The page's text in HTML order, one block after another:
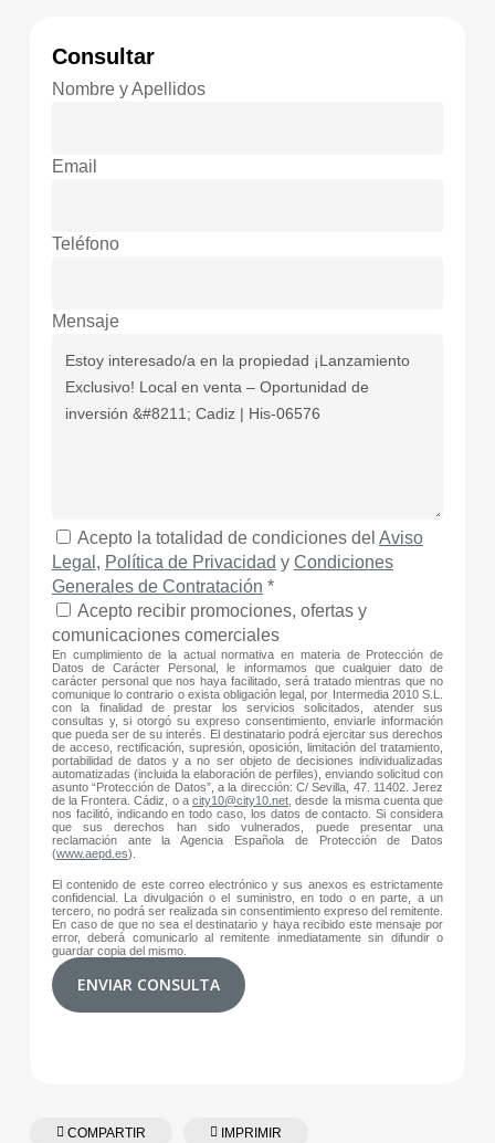
Consultar
Nombre y Apellidos
Email
Teléfono
Mensaje
Acepto la totalidad de condiciones del Aviso
Legal , Política de Privacidad y Condiciones
Generales de Contratación *
Acepto recibir promociones, ofertas y
comunicaciones comerciales
En cumplimiento de la actual normativa en materia de Protección de
Datos de Carácter Personal, le informamos que cualquier dato de
carácter personal que nos haya facilitado, será tratado mientras que no
comunique lo contrario o exista obligación legal, por Intermedia 2010 S.L.
con la finalidad de prestar los servicios solicitados, atender sus
consultas y, si otorgó su expreso consentimiento, enviarle información
que pueda ser de su interés. El destinatario podrá ejercitar sus derechos
de acceso, rectificación, supresión, oposición, limitación del tratamiento,
portabilidad de datos y a no ser objeto de decisiones individualizadas
automatizadas (incluida la elaboración de perfiles), enviando solicitud con
asunto “Protección de Datos”, a la dirección: C/ Sevilla, 47. 11402. Jerez
de la Frontera. Cádiz, o acity10@city10.net , desde la misma cuenta que
nos facilitó, indicando en todo caso, los datos de contacto. Si considera
que sus derechos han sido vulnerados, puede presentar una
reclamación ante la Agencia Española de Protección de Datos
(www.aepd.es).
El contenido de este correo electrónico y sus anexos es estrictamente
confidencial. La divulgación o el suministro, en todo o en parte, a un
tercero, no podrá ser realizada sin consentimiento expreso del remitente.
En caso de que no sea el destinatario y haya recibido este mensaje por
error, deberá comunicarlo al remitente inmediatamente sin difundir o
guardar copia del mismo.
ENVIAR CONSULTA
COMPARTIR IMPRIMIR